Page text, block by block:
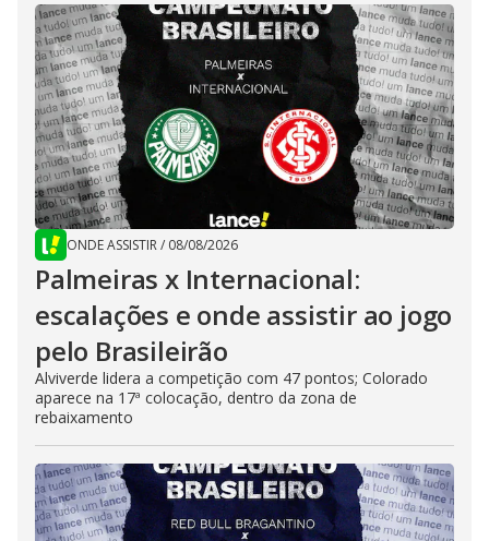
ONDE ASSISTIR/ 08/08/2026
Palmeiras x Internacional:
escalações e onde assistir ao jogo
pelo Brasileirão
Alviverde lidera a competição com 47 pontos; Colorado
aparece na 17ª colocação, dentro da zona de
rebaixamento